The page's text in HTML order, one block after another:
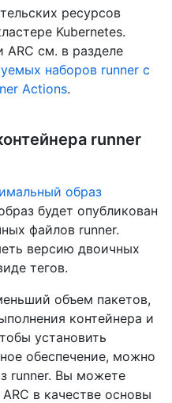
ресурсов
Kubernetes.
ARC см. в разделе
наборов runner с
Actions.
runner
образ
будет опубликован
файлов runner.
версию двоичных
тегов.
объем пакетов,
контейнера и
установить
обеспечение, можно
runner. Вы можете
в качестве основы